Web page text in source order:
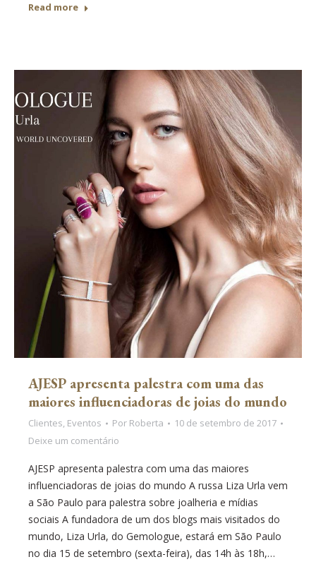
Read more
AJESP apresenta palestra com uma das
maiores influenciadoras de joias do mundo
Clientes, Eventos Por Roberta
10 de setembro de 2017
Deixe um comentário
AJESP apresenta palestra com uma das maiores
influenciadoras de joias do mundo A russa Liza Urla vem
a São Paulo para palestra sobre joalheria e mídias
sociais A fundadora de um dos blogs mais visitados do
mundo, Liza Urla, do Gemologue, estará em São Paulo
no dia 15 de setembro (sexta-feira), das 14h às 18h,…